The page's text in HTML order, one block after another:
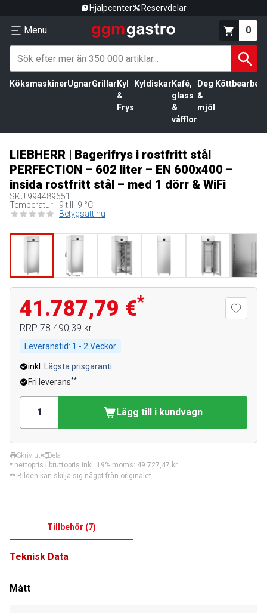
Hjälpcenter Reservdelar
Menu 0
KöksmaskinerUgnarGrillar Kyl
&
Frys
Kyldiskar Kafé,
glass
&
våfflor
Deg
&
mjöl
LIEBHERR | Bagerifrys i rostfritt stål
PERFECTION – 602 liter – EN 600x400 –
insida rostfritt stål – med 1 dörr & WiFi
SKU 994489651
Temperatur: -9 till -9 °C
Betygsätt nu
41.787,79 €*
RRP 78 490,39 kr
Leveranstid: 1 - 2 Veckor
inkl.
Lägsta prisgaranti
Fri leverans**
Lägg till i kundvagn
Skriv ut
Dela
* nettopris | bruttopris inkl. 19% moms: 49 727,47 kr
** Bilden kan skilja sig något från originalet.
Tillbehör (7)
Teknisk Data
Mått